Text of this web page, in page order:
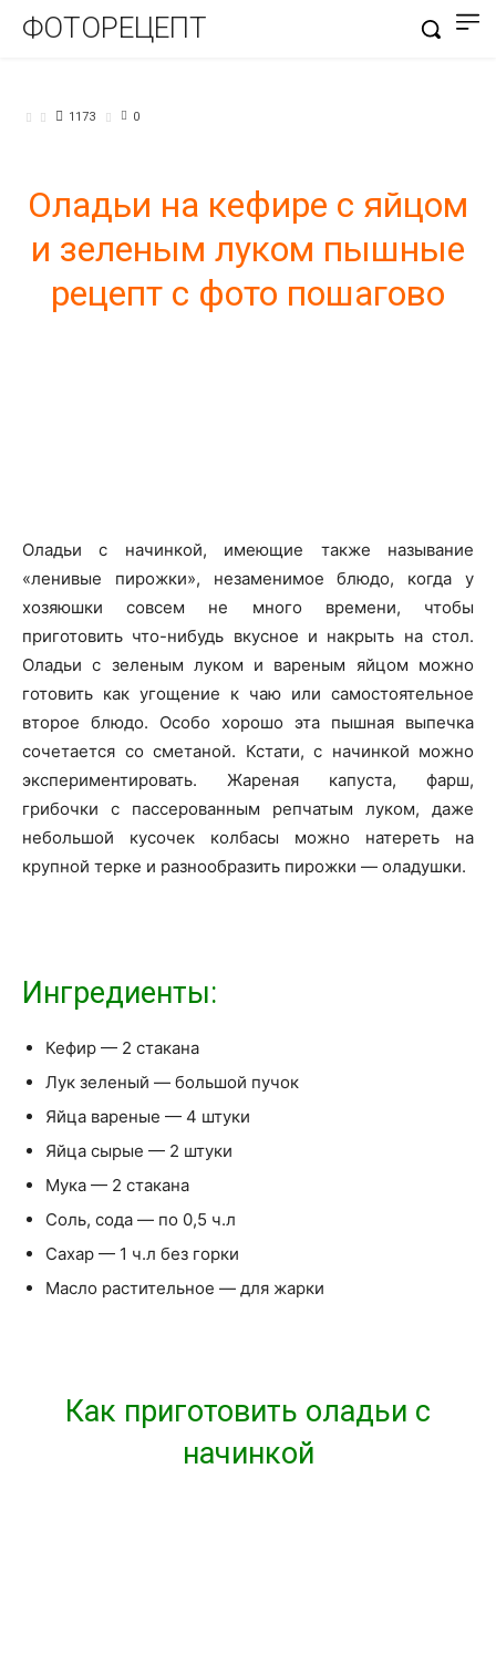
ФОТОРЕЦЕПТ
1173 0
Оладьи на кефире с яйцом
и зеленым луком пышные
рецепт с фото пошагово
Оладьи с начинкой, имеющие также называние
«ленивые пирожки», незаменимое блюдо, когда у
хозяюшки совсем не много времени, чтобы
приготовить что-нибудь вкусное и накрыть на стол.
Оладьи с зеленым луком и вареным яйцом можно
готовить как угощение к чаю или самостоятельное
второе блюдо. Особо хорошо эта пышная выпечка
сочетается со сметаной. Кстати, с начинкой можно
экспериментировать. Жареная капуста, фарш,
грибочки с пассерованным репчатым луком, даже
небольшой кусочек колбасы можно натереть на
крупной терке и разнообразить пирожки — оладушки.
Ингредиенты:
Кефир — 2 стакана
Лук зеленый — большой пучок
Яйца вареные — 4 штуки
Яйца сырые — 2 штуки
Мука — 2 стакана
Соль, сода — по 0,5 ч.л
Сахар — 1 ч.л без горки
Масло растительное — для жарки
Как приготовить оладьи с
начинкой